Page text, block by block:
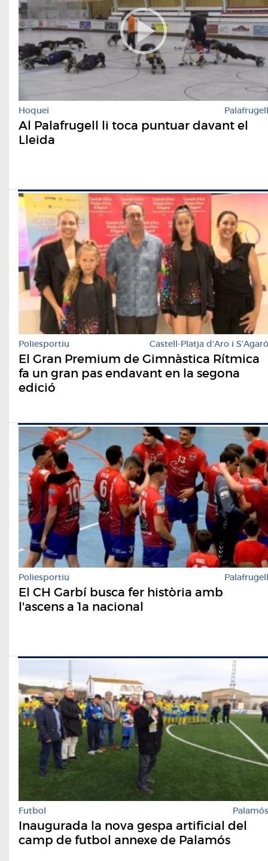
Hoquei Palafrugell
Al Palafrugell li toca puntuar davant el
Lleida
Poliesportiu Castell-Platja d'Aro i S'Agaró
El Gran Premium de Gimnàstica Rítmica
fa un gran pas endavant en la segona
edició
Poliesportiu Palafrugell
El CH Garbí busca fer història amb
l'ascens a 1a nacional
Futbol Palamós
Inaugurada la nova gespa artificial del
camp de futbol annexe de Palamós